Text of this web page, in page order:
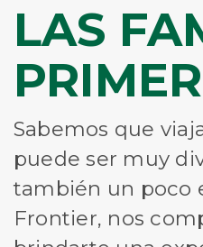
LAS
Sabemos que
puede ser muy
también un poco
Frontier, nos